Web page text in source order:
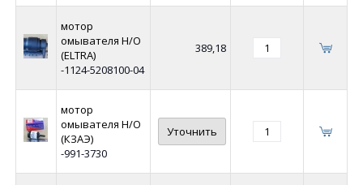
мотор
омывателя Н/О
(ELTRA)
-1124-5208100-04
389,18
мотор
омывателя Н/О
(КЗАЭ)
-991-3730
Уточнить